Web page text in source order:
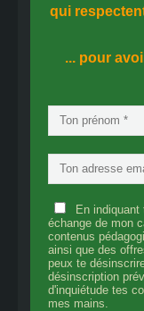
qui
... pour
En
échange de mon
contenus
ainsi que des
peux te
désinscription
d'inquiétude tes
mes mains.